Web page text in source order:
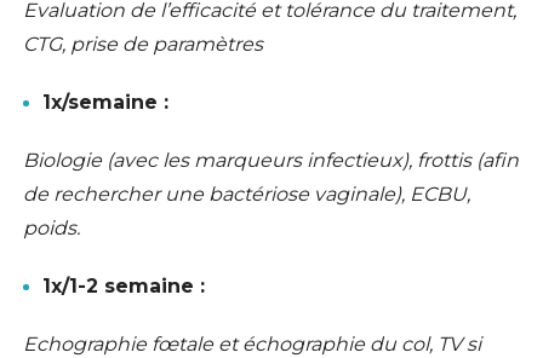
Evaluation de l’efficacité et tolérance du traitement,
CTG, prise de paramètres
1x/semaine :
Biologie (avec les marqueurs infectieux), frottis (afin
de rechercher une bactériose vaginale), ECBU,
poids.
1x/1-2 semaine :
Echographie fœtale et échographie du col, TV si